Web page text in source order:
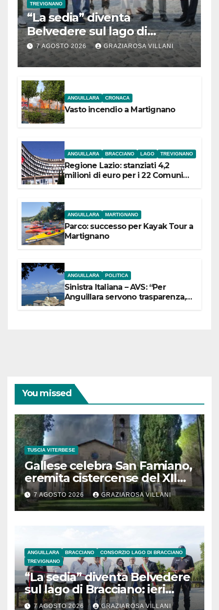
TREVIGNANO
“La sedia” diventa
Belvedere sul lago di
Bracciano: ieri
l’inaugurazione
7 AGOSTO 2026 GRAZIAROSA VILLANI
ANGUILLARA CRONACA
Vasto incendio a Martignano
ANGUILLARA BRACCIANO LAGO TREVIGNANO
Regione Lazio: stanziati 4,2
milioni di euro per i 22 Comuni
ANGUILLARA MARTIGNANO
Parco: successo per Kayak Tour a
Martignano
ANGUILLARA POLITICA
Sinistra Italiana – AVS: “Per
Anguillara servono trasparenza,
You missed
TUSCIA VITERBESE
Gallese celebra San Famiano,
eremita cistercense del XII
secolo
7 AGOSTO 2026 GRAZIAROSA VILLANI
ANGUILLARA BRACCIANO
CONSORZIO LAGO DI BRACCIANO
TREVIGNANO
“La sedia” diventa Belvedere
sul lago di Bracciano: ieri
l’inaugurazione
7 AGOSTO 2026 GRAZIAROSA VILLANI